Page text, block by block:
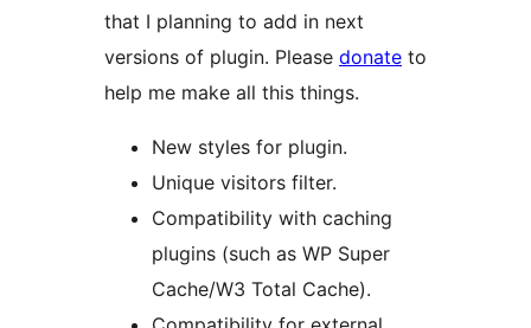
that I planning to add in next
versions of plugin. Please donate to
help me make all this things.
New styles for plugin.
Unique visitors filter.
Compatibility with caching
plugins (such as WP Super
Cache/W3 Total Cache).